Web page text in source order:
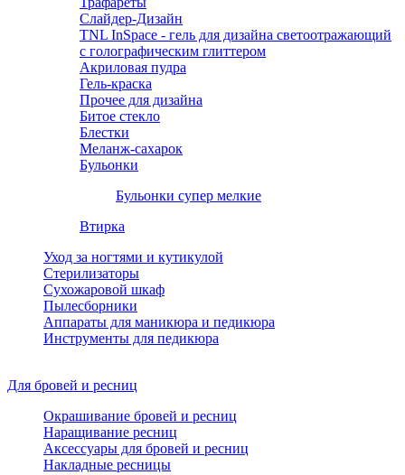
Слайдер-Дизайн
TNL InSpace - гель для дизайна светоотражающий
с голографическим глиттером
Акриловая пудра
Гель-краска
Прочее для дизайна
Битое стекло
Блестки
Меланж-сахарок
Бульонки
Бульонки супер мелкие
Втирка
Уход за ногтями и кутикулой
Стерилизаторы
Сухожаровой шкаф
Пылесборники
Аппараты для маникюра и педикюра
Инструменты для педикюра
Для бровей и ресниц
Окрашивание бровей и ресниц
Наращивание ресниц
Аксессуары для бровей и ресниц
Накладные ресницы